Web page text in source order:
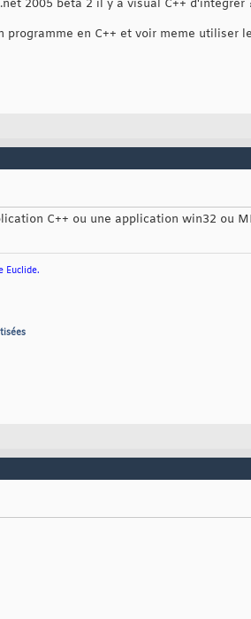
2005 beta 2 il y a visual C++ d'integrer
en C++ et voir meme utiliser
C++ ou une application win32 ou
Euclide.